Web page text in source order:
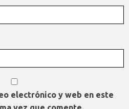
electrónico y web en este